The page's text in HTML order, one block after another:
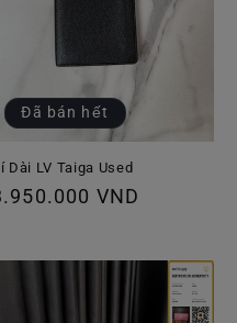
Đã bán hết
Dài LV Taiga Used
VND